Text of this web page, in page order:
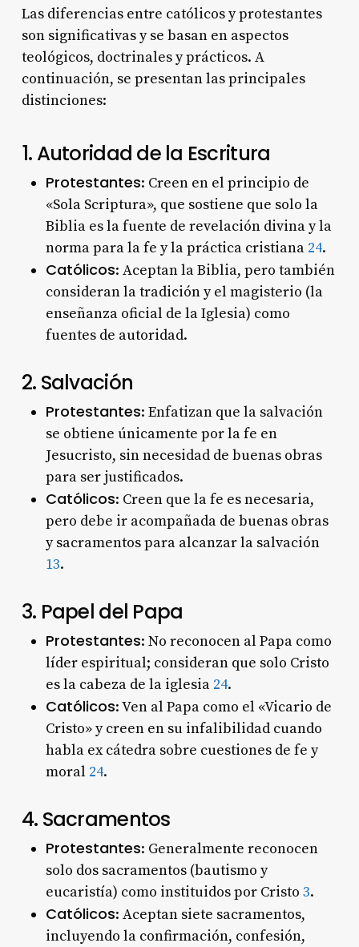
Las diferencias entre católicos y protestantes
son significativas y se basan en aspectos
teológicos, doctrinales y prácticos. A
continuación, se presentan las principales
distinciones:
1. Autoridad de la Escritura
Protestantes: Creen en el principio de
«Sola Scriptura», que sostiene que solo la
Biblia es la fuente de revelación divina y la
norma para la fe y la práctica cristiana 24.
Católicos: Aceptan la Biblia, pero también
consideran la tradición y el magisterio (la
enseñanza oficial de la Iglesia) como
fuentes de autoridad.
2. Salvación
Protestantes: Enfatizan que la salvación
se obtiene únicamente por la fe en
Jesucristo, sin necesidad de buenas obras
para ser justificados.
Católicos: Creen que la fe es necesaria,
pero debe ir acompañada de buenas obras
y sacramentos para alcanzar la salvación
13.
3. Papel del Papa
Protestantes: No reconocen al Papa como
líder espiritual; consideran que solo Cristo
es la cabeza de la iglesia 24.
Católicos: Ven al Papa como el «Vicario de
Cristo» y creen en su infalibilidad cuando
habla ex cátedra sobre cuestiones de fe y
moral 24.
4. Sacramentos
Protestantes: Generalmente reconocen
solo dos sacramentos (bautismo y
eucaristía) como instituidos por Cristo 3.
Católicos: Aceptan siete sacramentos,
incluyendo la confirmación, confesión,